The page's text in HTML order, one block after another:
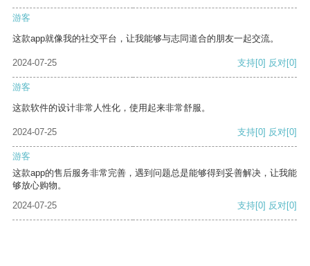
游客
这款app就像我的社交平台，让我能够与志同道合的朋友一起交流。
2024-07-25 支持[0] 反对[0]
游客
这款软件的设计非常人性化，使用起来非常舒服。
2024-07-25 支持[0] 反对[0]
游客
这款app的售后服务非常完善，遇到问题总是能够得到妥善解决，让我能
够放心购物。
2024-07-25
支持[0] 反对[0]